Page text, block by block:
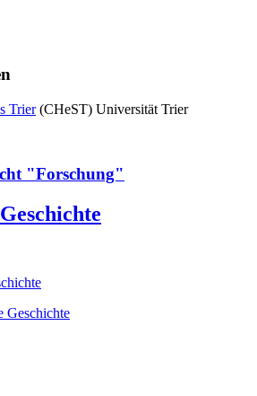
Trier(CHeST) Universität Trier
"Forschung"
Geschichte